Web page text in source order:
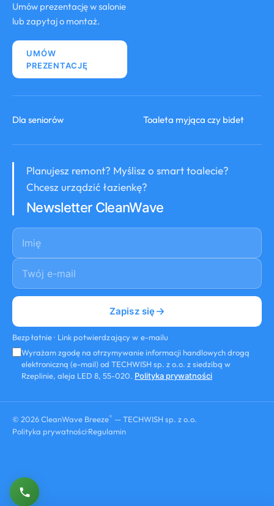
Umów prezentację w salonie
lub zapytaj o montaż.
UMÓW
PREZENTACJĘ
Dla seniorów Toaleta myjąca czy bidet
Planujesz remont? Myślisz o smart toalecie?
Chcesz urządzić łazienkę?
Newsletter CleanWave
Imię
E-mail
Zapisz się
Bezpłatnie · Link potwierdzający w e-mailu
Wyrażam zgodę na otrzymywanie informacji handlowych drogą
elektroniczną (e-mail) od TECHWISH sp. z o.o. z siedzibą w
Rzeplinie, aleja LED 8, 55-020. Polityka prywatności
© 2026 CleanWave Breeze® — TECHWISH sp. z o.o.
Polityka prywatności·Regulamin